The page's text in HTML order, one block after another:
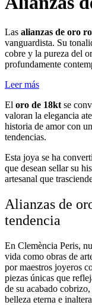
Las alianzas de oro
vanguardista. Su
cobre y la pureza del
profundamente
Leer más
El oro de 18kt se
valoran la elegancia
historia de amor con
tendencias.
Esta joya se ha
que desean sellar su
artesanal que
Alianzas de
tendencia
En Clemència Peris,
vida como obras de
por maestros joyeros
piezas únicas que
de su acabado
belleza eterna e